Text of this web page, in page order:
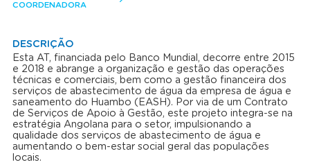
COORDENADORA
DESCRIÇÃO
Esta AT, financiada pelo Banco Mundial, decorre entre 2015
e 2018 e abrange a organização e gestão das operações
técnicas e comerciais, bem como a gestão financeira dos
serviços de abastecimento de água da empresa de água e
saneamento do Huambo (EASH). Por via de um Contrato
de Serviços de Apoio à Gestão, este projeto integra-se na
estratégia Angolana para o setor, impulsionando a
qualidade dos serviços de abastecimento de água e
aumentando o bem-estar social geral das populações
locais.